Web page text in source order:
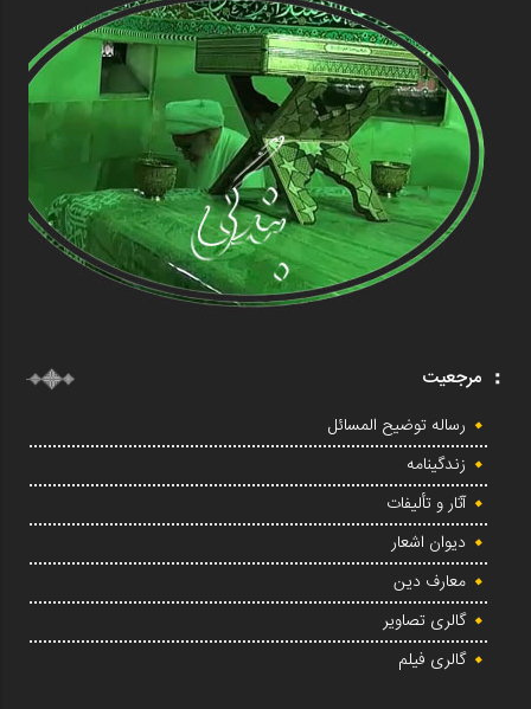
مرجعیت
رساله توضیح المسائل
زندگینامه
آثار و تألیفات
دیوان اشعار
معارف دین
گالری تصاویر
گالری فیلم